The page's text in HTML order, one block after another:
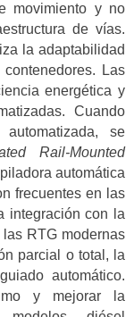
movimiento y no
de vías.
la adaptabilidad
Las
energética y
Cuando
se
Rail-Mounted
automática
frecuentes en las
integración con la
RTG modernas
parcial o total, la
automático.
y mejorar la